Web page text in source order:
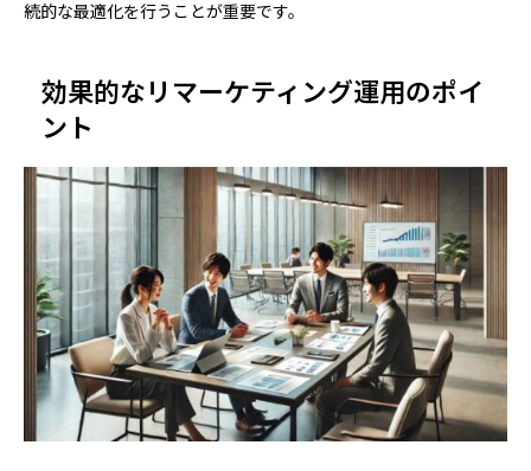
続的な最適化を行うことが重要です。
効果的なリマーケティング運用のポイ
ント